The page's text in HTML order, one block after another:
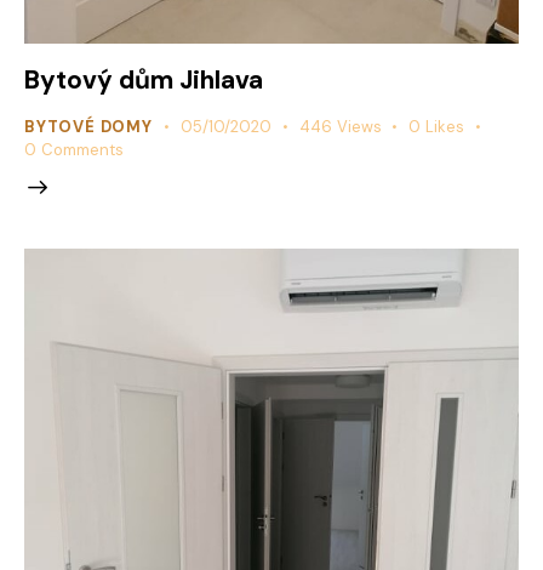
Bytový dům Jihlava
BYTOVÉ DOMY 05/10/2020 446 Views 0 Likes
0 Comments